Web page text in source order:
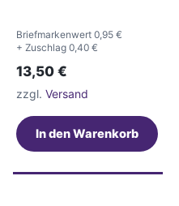
Briefmarkenwert 0,95 €
+ Zuschlag 0,40 €
13,50 €
zzgl. Versand
In den Warenkorb